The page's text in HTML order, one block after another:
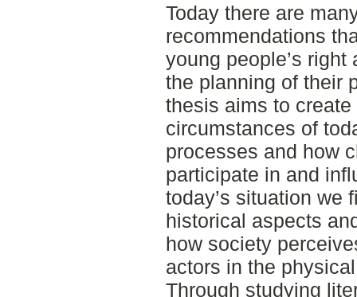
Today there are
recommendations
young people’s
the planning of their
thesis aims to
circumstances of
processes and how
participate in and
today’s situation we
historical aspects
how society
actors in the
Through studying